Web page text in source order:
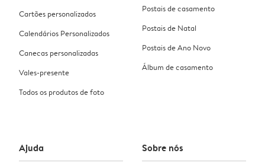
Cartões personalizados
Calendários Personalizados
Canecas personalizadas
Vales-presente
Todos os produtos de foto
Postais de casamento
Postais de Natal
Postais de Ano Novo
Álbum de casamento
Ajuda Sobre nós